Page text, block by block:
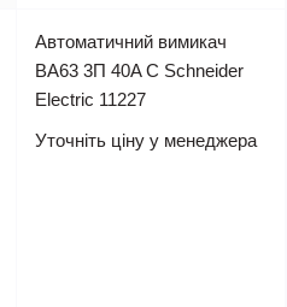
Автоматичний вимикач
ВА63 3П 40A C Schneider
Electric 11227
Уточніть ціну у менеджера